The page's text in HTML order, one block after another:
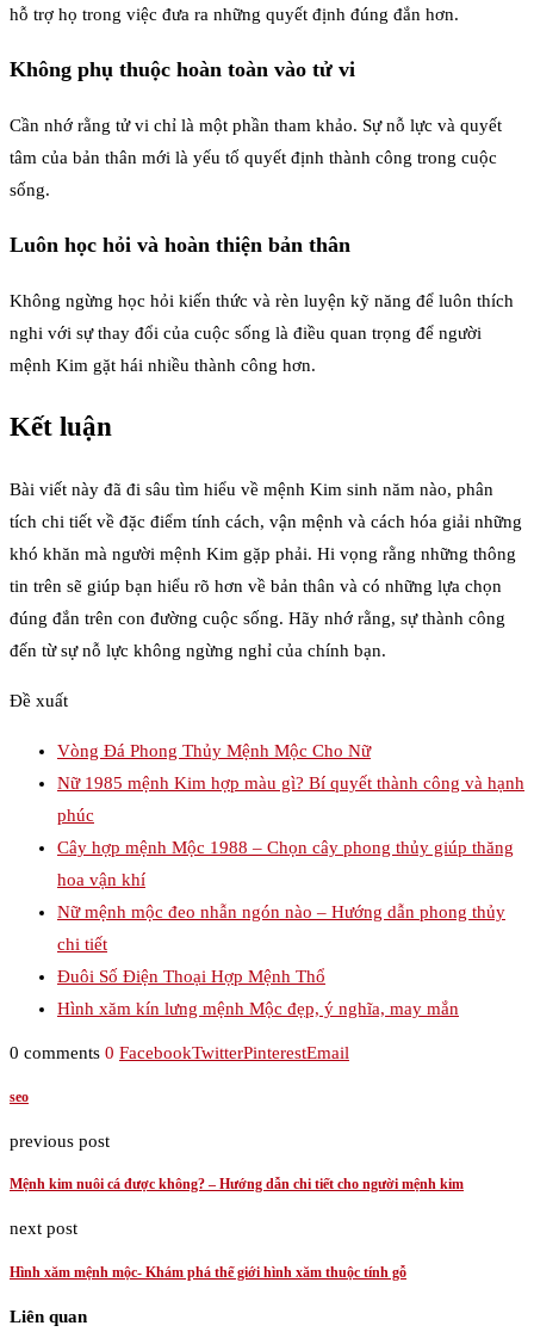
hỗ trợ họ trong việc đưa ra những quyết định đúng đắn hơn.
Không phụ thuộc hoàn toàn vào tử vi
Cần nhớ rằng tử vi chỉ là một phần tham khảo. Sự nỗ lực và quyết
tâm của bản thân mới là yếu tố quyết định thành công trong cuộc
sống.
Luôn học hỏi và hoàn thiện bản thân
Không ngừng học hỏi kiến thức và rèn luyện kỹ năng để luôn thích
nghi với sự thay đổi của cuộc sống là điều quan trọng để người
mệnh Kim gặt hái nhiều thành công hơn.
Kết luận
Bài viết này đã đi sâu tìm hiểu về mệnh Kim sinh năm nào, phân
tích chi tiết về đặc điểm tính cách, vận mệnh và cách hóa giải những
khó khăn mà người mệnh Kim gặp phải. Hi vọng rằng những thông
tin trên sẽ giúp bạn hiểu rõ hơn về bản thân và có những lựa chọn
đúng đắn trên con đường cuộc sống. Hãy nhớ rằng, sự thành công
đến từ sự nỗ lực không ngừng nghỉ của chính bạn.
Đề xuất
Vòng Đá Phong Thủy Mệnh Mộc Cho Nữ
Nữ 1985 mệnh Kim hợp màu gì? Bí quyết thành công và hạnh
phúc
Cây hợp mệnh Mộc 1988 – Chọn cây phong thủy giúp thăng
hoa vận khí
Nữ mệnh mộc đeo nhẫn ngón nào – Hướng dẫn phong thủy
chi tiết
Đuôi Số Điện Thoại Hợp Mệnh Thổ
Hình xăm kín lưng mệnh Mộc đẹp, ý nghĩa, may mắn
0 comments 0 FacebookTwitterPinterestEmail
seo
previous post
Mệnh kim nuôi cá được không? – Hướng dẫn chi tiết cho người mệnh kim
next post
Hình xăm mệnh mộc- Khám phá thế giới hình xăm thuộc tính gỗ
Liên quan